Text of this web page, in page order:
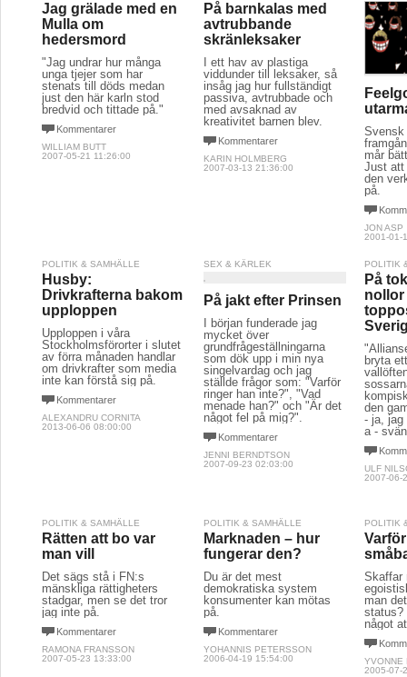
Jag grälade med en
Mulla om
hedersmord
"Jag undrar hur många
unga tjejer som har
stenats till döds medan
just den här karln stod
bredvid och tittade på."
Kommentarer
WILLIAM BUTT
2007-05-21 11:26:00
På barnkalas med
avtrubbande
skränleksaker
I ett hav av plastiga
viddunder till leksaker, så
insåg jag hur fullständigt
passiva, avtrubbade och
med avsaknad av
kreativitet barnen blev.
Kommentarer
KARIN HOLMBERG
2007-03-13 21:36:00
Svensk
mår
Just att
den
på.
JON ASP
2001-01-
POLITIK & SAMHÄLLE
Husby:
Drivkrafterna bakom
upploppen
Upploppen i våra
Stockholmsförorter i slutet
av förra månaden handlar
om drivkrafter som media
inte kan förstå sig på.
Kommentarer
ALEXANDRU CORNITA
2013-06-06 08:00:00
SEX & KÄRLEK
På jakt efter Prinsen
I början funderade jag
mycket över
grundfrågeställningarna
som dök upp i min nya
singelvardag och jag
ställde frågor som: "Varför
ringer han inte?", "Vad
menade han?" och "Är det
något fel på mig?".
Kommentarer
JENNI BERNDTSON
2007-09-23 02:03:00
POLITIK
På
nollor
bryta
den
- ja, jag
a -
ULF
2007-06-
POLITIK & SAMHÄLLE
Rätten att bo var
man vill
Det sägs stå i FN:s
mänskliga rättigheters
stadgar, men se det tror
jag inte på.
Kommentarer
RAMONA FRANSSON
2007-05-23 13:33:00
POLITIK & SAMHÄLLE
Marknaden – hur
fungerar den?
Du är det mest
demokratiska system
konsumenter kan mötas
på.
Kommentarer
YOHANNIS PETERSSON
2006-04-19 15:54:00
POLITIK
Skaffar
man
status?
något
YVONNE
2005-07-